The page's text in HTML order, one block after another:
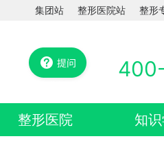
集团站 整形医院站 整形
整形医院 知